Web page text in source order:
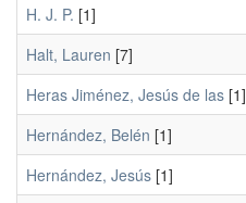
H. J. P. [1]
Halt, Lauren [7]
Heras Jiménez, Jesús de las [1]
Hernández, Belén [1]
Hernández, Jesús [1]